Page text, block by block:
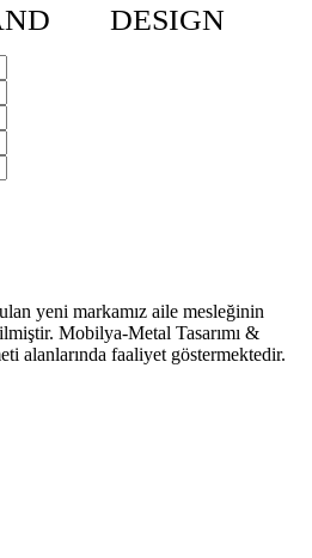
DESIGN
yeni markamız aile mesleğinin
Mobilya-Metal Tasarımı &
alanlarında faaliyet göstermektedir.